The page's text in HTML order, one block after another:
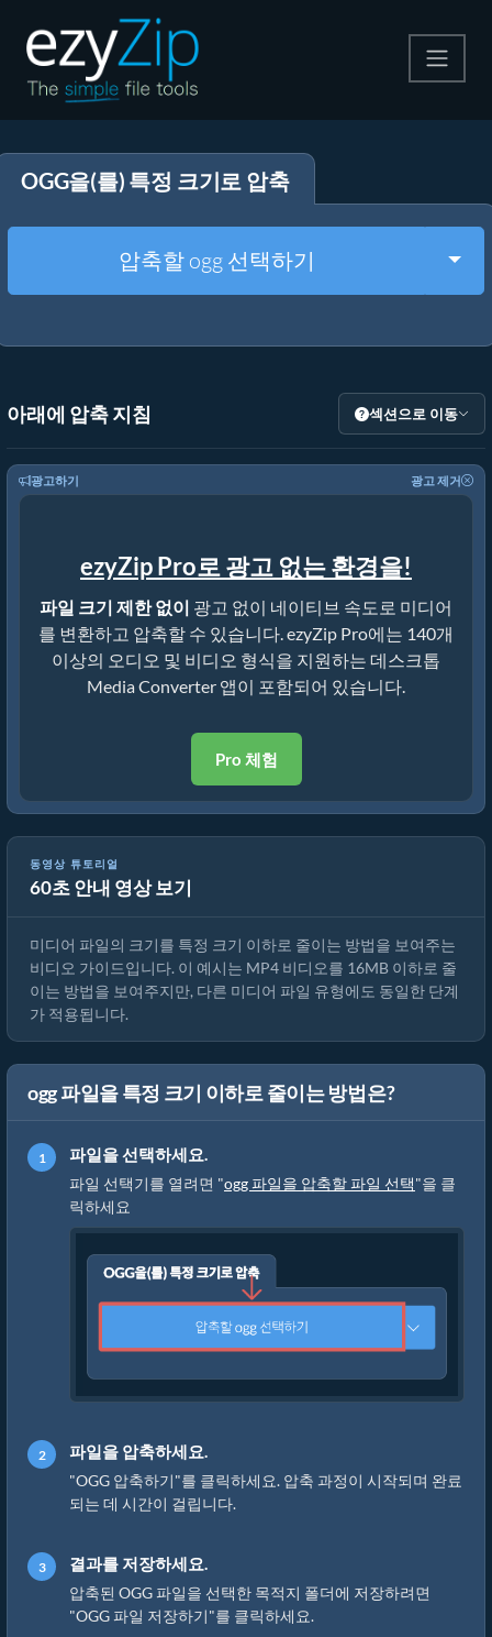
압축 해제
기타 도구
OGG을(를) 특정 크기로 압축
압축할 ogg 선택하기
아래에 압축 지침 섹션으로 이동
광고하기 광고 제거
ezyZip Pro로 광고 없는 환경을!
파일 크기 제한 없이 광고 없이 네이티브 속도로 미디어
를 변환하고 압축할 수 있습니다. ezyZip Pro에는 140개
이상의 오디오 및 비디오 형식을 지원하는 데스크톱
Media Converter 앱이 포함되어 있습니다.
Pro 체험
동영상 튜토리얼
60초 안내 영상 보기
MP4를 16MB로 줄이는 방법 (간단한 가이드)
미디어 파일의 크기를 특정 크기 이하로 줄이는 방법을 보여주는
비디오 가이드입니다. 이 예시는 MP4 비디오를 16MB 이하로 줄
이는 방법을 보여주지만, 다른 미디어 파일 유형에도 동일한 단계
가 적용됩니다.
ogg 파일을 특정 크기 이하로 줄이는 방법은?
파일을 선택하세요.
파일 선택기를 열려면 "ogg 파일을 압축할 파일 선택"을 클
릭하세요
파일을 압축하세요.
"OGG 압축하기"를 클릭하세요. 압축 과정이 시작되며 완료
되는 데 시간이 걸립니다.
결과를 저장하세요.
압축된 OGG 파일을 선택한 목적지 폴더에 저장하려면
"OGG 파일 저장하기"를 클릭하세요.